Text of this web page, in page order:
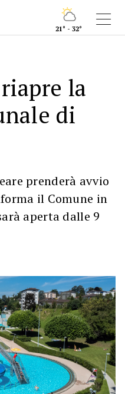
21° - 32°
la
di
prenderà avvio
il Comune in
aperta dalle 9